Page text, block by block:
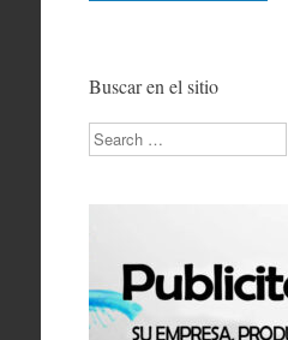
Buscar en el sitio
Search